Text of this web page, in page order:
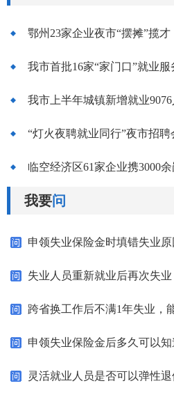
鄂州23家企业夜市“摆摊”揽才
我市首批16家“家门口”就业服
我市上半年城镇新增就业
临空经济区61家企业携3000
我要问
申领失业保险金时填错失业原
跨省换工作后不满1年失业，
申领失业保险金后多久可以知
灵活就业人员是否可以弹性退